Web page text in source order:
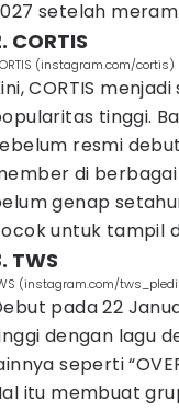
setelah
CORTIS
(instagram.com/cortis)
CORTIS
tinggi.
resmi
di
genap
untuk tampil
TWS
(instagram.com/
pada 22
dengan lagu
seperti
itu membuat